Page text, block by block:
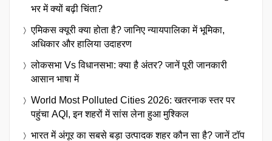
भर में क्यों बढ़ी चिंता?
एमिकस क्यूरी क्या होता है? जानिए न्यायपालिका में भूमिका,
अधिकार और हालिया उदाहरण
लोकसभा Vs विधानसभा: क्या है अंतर? जानें पूरी जानकारी
आसान भाषा में
World Most Polluted Cities 2026: खतरनाक स्तर पर
पहुंचा AQI, इन शहरों में सांस लेना हुआ मुश्किल
भारत में अंगूर का सबसे बड़ा उत्पादक शहर कौन सा है? जानें टॉप